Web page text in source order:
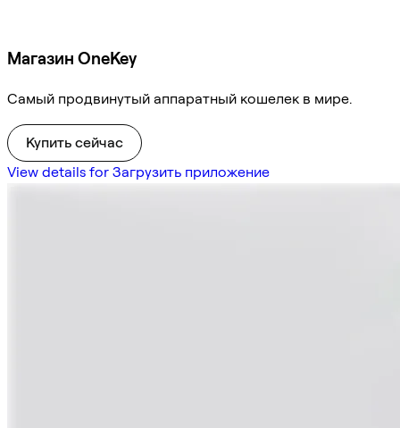
Магазин OneKey
Самый продвинутый аппаратный кошелек в мире.
Купить сейчас
View details for Загрузить приложение